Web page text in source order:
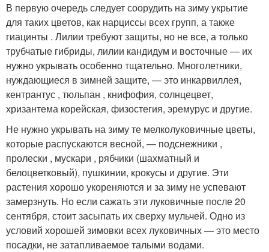
В первую очередь следует соорудить на зиму укрытие
для таких цветов, как нарциссы всех групп, а также
гиацинты . Лилии требуют защиты, но не все, а только
трубчатые гибриды, лилии кандидум и восточные — их
нужно укрывать особенно тщательно. Многолетники,
нуждающиеся в зимней защите, — это инкарвиллея,
кентрантус , тюльпан , книфофия, солнцецвет,
хризантема корейская, физостегия, эремурус и другие.
Не нужно укрывать на зиму те мелколуковичные цветы,
которые распускаются весной, — подснежники ,
пролески , мускари , рябчики (шахматный и
белоцветковый), пушкинии, крокусы и другие. Эти
растения хорошо укореняются и за зиму не успевают
замерзнуть. Но если сажать эти луковичные после 20
сентября, стоит засыпать их сверху мульчей. Одно из
условий хорошей зимовки всех луковичных — это место
посадки, не затапливаемое талыми водами.